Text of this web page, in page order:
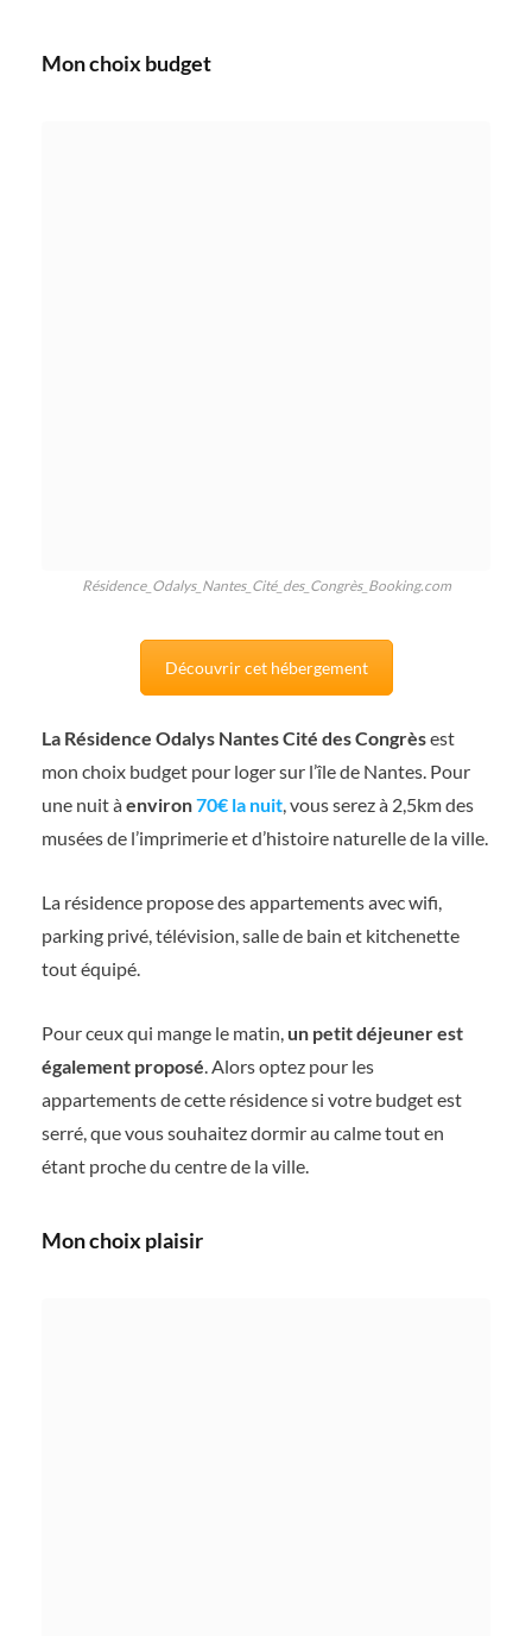
Mon choix budget
Résidence_Odalys_Nantes_Cité_des_Congrès_Booking.com
Découvrir cet hébergement
La Résidence Odalys Nantes Cité des Congrèsest
mon choix budget pour loger sur l’île de Nantes. Pour
une nuit àenviron70€ la nuit, vous serez à 2,5km des
musées de l’imprimerie et d’histoire naturelle de la ville.
La résidence propose des appartements avec wifi,
parking privé, télévision, salle de bain et kitchenette
tout équipé.
Pour ceux qui mange le matin, un petit déjeuner est
également proposé. Alors optez pour les
appartements de cette résidence si votre budget est
serré, que vous souhaitez dormir au calme tout en
étant proche du centre de la ville.
Mon choix plaisir